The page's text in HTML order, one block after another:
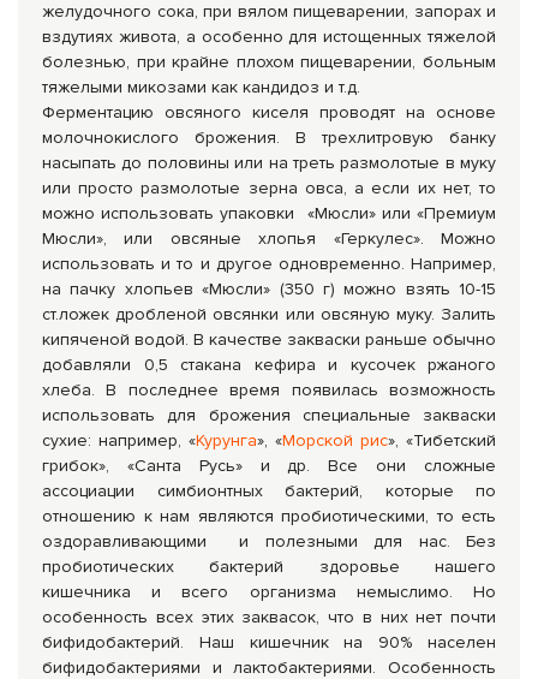
желудочного сока, при вялом пищеварении, запорах и
вздутиях живота, а особенно для истощенных тяжелой
болезнью, при крайне плохом пищеварении, больным
тяжелыми микозами как кандидоз и т.д.
Ферментацию овсяного киселя проводят на основе
молочнокислого брожения. В трехлитровую банку
насыпать до половины или на треть размолотые в муку
или просто размолотые зерна овса, а если их нет, то
можно использовать упаковки «Мюсли» или «Премиум
Мюсли», или овсяные хлопья «Геркулес». Можно
использовать и то и другое одновременно. Например,
на пачку хлопьев «Мюсли» (350 г) можно взять 10-15
ст.ложек дробленой овсянки или овсяную муку. Залить
кипяченой водой. В качестве закваски раньше обычно
добавляли 0,5 стакана кефира и кусочек ржаного
хлеба. В последнее время появилась возможность
использовать для брожения специальные закваски
сухие: например, «Курунга», «Морской рис», «Тибетский
грибок», «Санта Русь» и др. Все они сложные
ассоциации симбионтных бактерий, которые по
отношению к нам являются пробиотическими, то есть
оздоравливающими и полезными для нас. Без
пробиотических бактерий здоровье нашего
кишечника и всего организма немыслимо. Но
особенность всех этих заквасок, что в них нет почти
бифидобактерий. Наш кишечник на 90% населен
бифидобактериями и лактобактериями. Особенность